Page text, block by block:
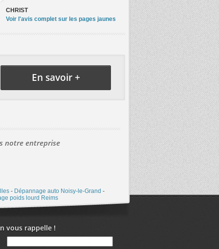
CHRIST
Voir l'avis complet sur les pages jaunes
vous rappelle !